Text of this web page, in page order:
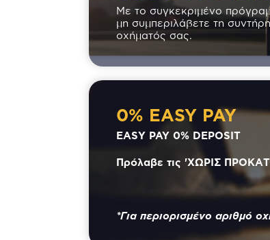
Με το συγκεκριμένο
μη συμπεριλάβετε τη
οχήματός σας.
0% EASY PAY
EASY PAY 0% DEPOSIT
Πρόλαβε τις 'ΧΩΡΙΣ
*Για περιορισμένο αριθμό